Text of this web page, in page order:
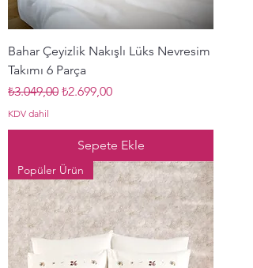
Bahar Çeyizlik Nakışlı Lüks Nevresim
Takımı 6 Parça
Normal Fiyat
₺3.049,00 İndirimli Fiyat
₺2.699,00
KDV dahil
Sepete Ekle
Popüler Ürün